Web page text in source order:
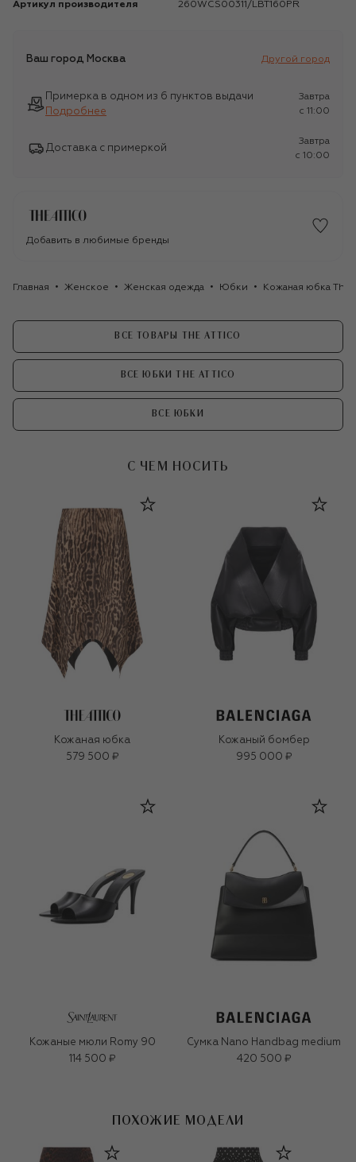
Артикул производителя 260WCS00311/LBT160PR
Ваш город Москва Другой город
Примерка в одном из 6 пунктов выдачи
Подробнее
Завтра
c 11:00
Доставка с примеркой
Завтра
c 10:00
Добавить в любимые бренды
Главная Женское Женская одежда Юбки Кожаная юбка
ВСЕ ТОВАРЫ THE ATTICO
ВСЕ ЮБКИ THE ATTICO
ВСЕ ЮБКИ
С ЧЕМ НОСИТЬ
Кожаная юбка
579 500 ₽
Кожаный бомбер
995 000 ₽
Кожаные мюли Romy 90
114 500 ₽
Сумка Nano Handbag medium
420 500 ₽
ПОХОЖИЕ МОДЕЛИ